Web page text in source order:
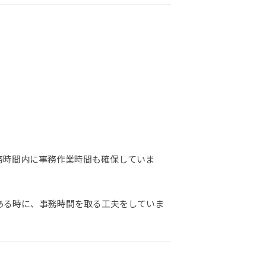
間内に事務作業時間も確保していま
時に、事務時間を取る工夫をしていま